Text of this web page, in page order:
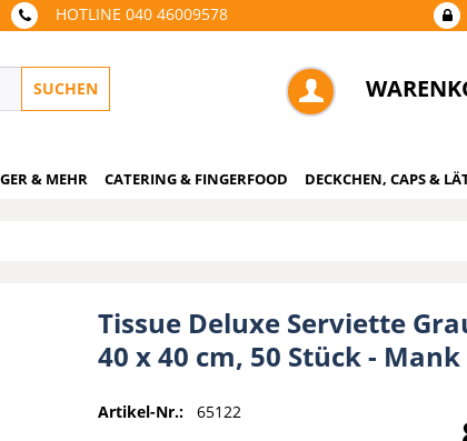
HOTLINE 040 46009578
SUCHEN
& MEHR CATERING & FINGERFOOD DECKCHEN, CAPS &
Tissue Deluxe Serviette
40 x 40 cm, 50 Stück - Mank
Artikel-Nr.: 65122